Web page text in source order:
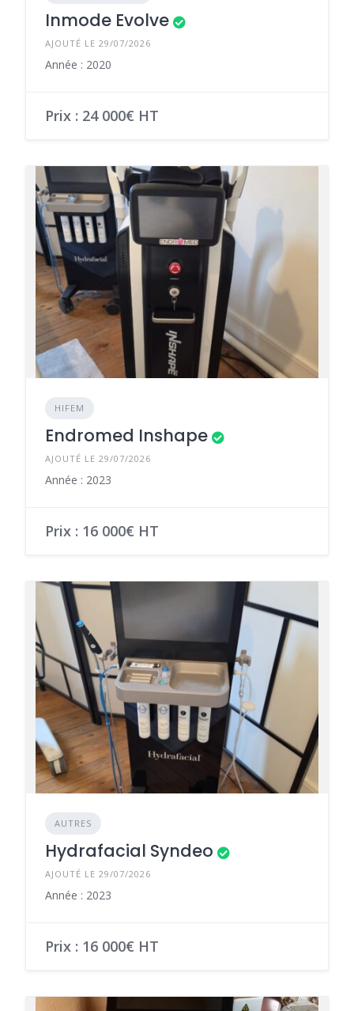
Inmode Evolve
AJOUTÉ LE 29/07/2026
Année : 2020
Prix : 24 000€ HT
HIFEM
Endromed Inshape
AJOUTÉ LE 29/07/2026
Année : 2023
Prix : 16 000€ HT
AUTRES
Hydrafacial Syndeo
AJOUTÉ LE 29/07/2026
Année : 2023
Prix : 16 000€ HT